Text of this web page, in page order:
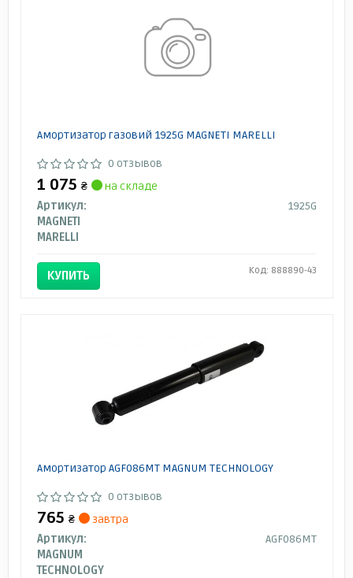
Амортизатор газовий 1925G MAGNETI MARELLI
0 отзывов
1 075 ₴
на складе
Артикул:
1925G
MAGNETI
MARELLI
КУПИТЬ Код: 888890-43
Амортизатор AGF086MT MAGNUM TECHNOLOGY
0 отзывов
765 ₴
завтра
Артикул:
AGF086MT
MAGNUM
TECHNOLOGY